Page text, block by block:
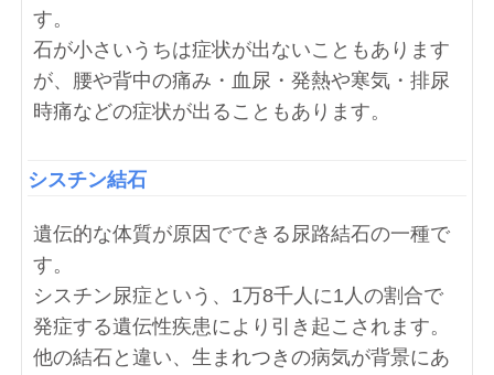
す。
石が小さいうちは症状が出ないこともあります
が、腰や背中の痛み・血尿・発熱や寒気・排尿
時痛などの症状が出ることもあります。
シスチン結石
遺伝的な体質が原因でできる尿路結石の一種で
す。
シスチン尿症という、1万8千人に1人の割合で
発症する遺伝性疾患により引き起こされます。
他の結石と違い、生まれつきの病気が背景にあ